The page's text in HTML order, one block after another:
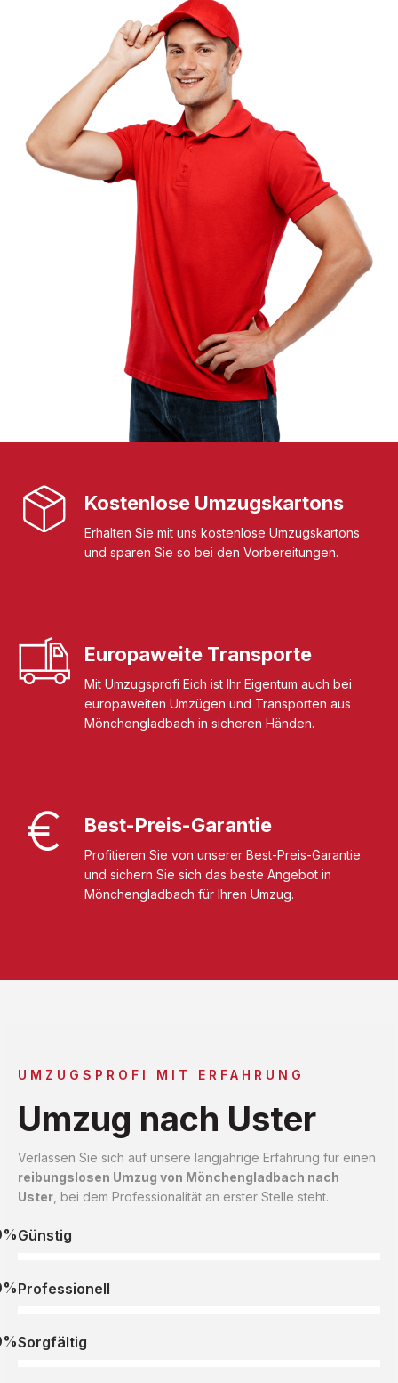
Kostenlose Umzugskartons
Erhalten Sie mit uns kostenlose Umzugskartons
und sparen Sie so bei den Vorbereitungen.
Europaweite Transporte
Mit Umzugsprofi Eich ist Ihr Eigentum auch bei
europaweiten Umzügen und Transporten aus
Mönchengladbach in sicheren Händen.
Best-Preis-Garantie
Profitieren Sie von unserer Best-Preis-Garantie
und sichern Sie sich das beste Angebot in
Mönchengladbach für Ihren Umzug.
UMZUGSPROFI MIT ERFAHRUNG
Umzug nach Uster
Verlassen Sie sich auf unsere langjährige Erfahrung für einen
reibungslosen Umzug von Mönchengladbach nach
Uster , bei dem Professionalität an erster Stelle steht.
Günstig
Professionell
Sorgfältig